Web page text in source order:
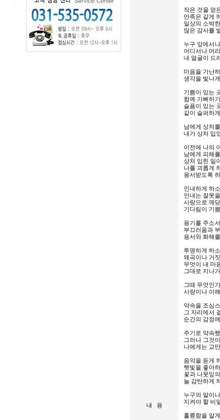
내 용
작은 것을 얻
만족은 같게
일상의 소박
많은 감사를
누구 앞에서
어디서나 머
내 얼굴이 드
마음을 가난
생각을 빛나
기쁨이 있는
함께 기뻐하
슬픔이 있는
같이 슬퍼하
남에게 상처
내가 상처 입
이전에 나의
남에게 피해
상처 입힌 일
나를 괴롭게
용서받도록
인내하게 하
인내는 잘못
사랑으로 깨
기다림이 기
용기를 주소
부끄러움과
용서와 화해
투명하게 하
왜곡이나 거
무엇이 내 마
그대로 지나
그때 무엇인
사랑이나 이
약속을 조심
그 자리에서
순간의 감정
주기로 약속
그러나 그것
나에게는 교
음악을 듣게
햇빛을 좋아
꽃과 나뭇잎
늘 감탄하게
누구의 말이
지켜야 할 비
훌륭함을 알